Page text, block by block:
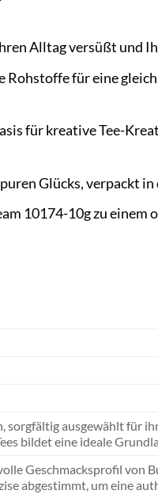
Alltag versüßt und
für eine
für kreative Tee-
Glücks, verpackt in
10174-10g zu einem
sorgfältig ausgewählt für
bildet eine ideale
Geschmacksprofil von
abgestimmt, um eine